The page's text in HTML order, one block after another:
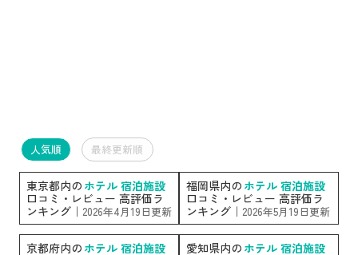
人気順 最終更新順
東京都内の ホテル 宿泊施設
口コミ・レビュー 高評価ラ
ンキング｜ 2026年4月19日更新
福岡県内の ホテル 宿泊施設
口コミ・レビュー 高評価ラ
ンキング｜ 2026年5月19日更新
京都府内の ホテル 宿泊施設
愛知県内の ホテル 宿泊施設